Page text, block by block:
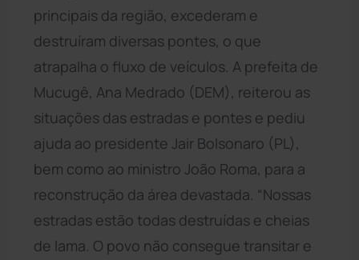
principais da região, excederam e
destruíram diversas pontes, o que
atrapalha o fluxo de veículos. A prefeita de
Mucugê, Ana Medrado (DEM), reiterou as
situações das estradas e pontes e pediu
ajuda ao presidente Jair Bolsonaro (PL),
bem como ao ministro João Roma, para a
reconstrução da área devastada. “Nossas
estradas estão todas destruídas e cheias
de lama. O povo não consegue transitar e